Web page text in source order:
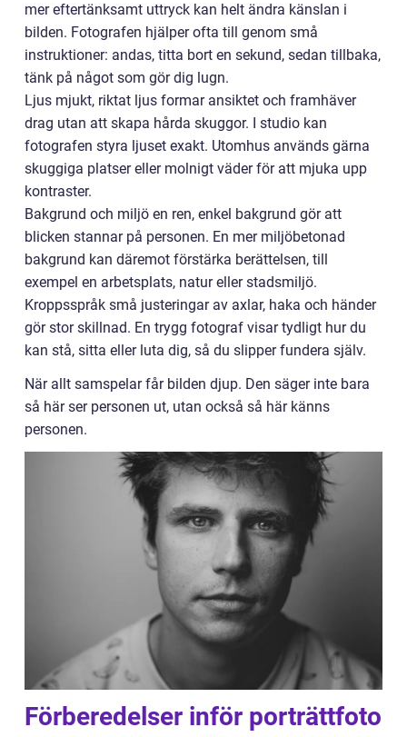
mer eftertänksamt uttryck kan helt ändra känslan i
bilden. Fotografen hjälper ofta till genom små
instruktioner: andas, titta bort en sekund, sedan tillbaka,
tänk på något som gör dig lugn.
Ljus mjukt, riktat ljus formar ansiktet och framhäver
drag utan att skapa hårda skuggor. I studio kan
fotografen styra ljuset exakt. Utomhus används gärna
skuggiga platser eller molnigt väder för att mjuka upp
kontraster.
Bakgrund och miljö en ren, enkel bakgrund gör att
blicken stannar på personen. En mer miljöbetonad
bakgrund kan däremot förstärka berättelsen, till
exempel en arbetsplats, natur eller stadsmiljö.
Kroppsspråk små justeringar av axlar, haka och händer
gör stor skillnad. En trygg fotograf visar tydligt hur du
kan stå, sitta eller luta dig, så du slipper fundera själv.
När allt samspelar får bilden djup. Den säger inte bara
så här ser personen ut, utan också så här känns
personen.
Förberedelser inför porträttfoto